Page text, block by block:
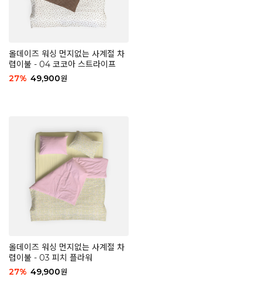
올데이즈 워싱 먼지없는 사계절 차
렵이불 - 04 코코아 스트라이프
27% 49,900원
올데이즈 워싱 먼지없는 사계절 차
렵이불 - 03 피치 플라워
27% 49,900원